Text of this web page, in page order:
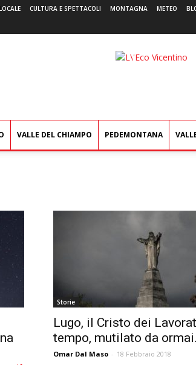
CULTURA E SPETTACOLI MONTAGNA METEO
L'Eco
VALLE DEL CHIAMPO PEDEMONTANA
Storie
Lugo, il Cristo dei
tempo, mutilato da
Omar Dal Maso - 18 Febbraio 2018